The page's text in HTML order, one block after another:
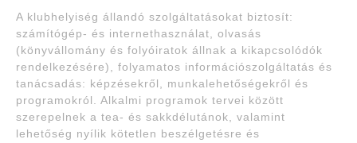
A klubhelyiség állandó szolgáltatásokat biztosít:
számítógép- és internethasználat, olvasás
(könyvállomány és folyóiratok állnak a kikapcsolódók
rendelkezésére), folyamatos információszolgáltatás és
tanácsadás: képzésekről, munkalehetőségekről és
programokról. Alkalmi programok tervei között
szerepelnek a tea- és sakkdélutánok, valamint
lehetőség nyílik kötetlen beszélgetésre és